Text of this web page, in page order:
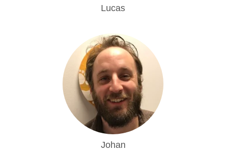
Lucas
Johan